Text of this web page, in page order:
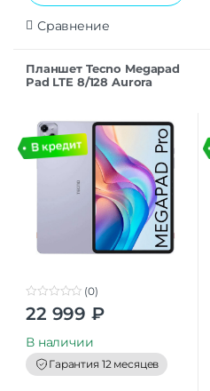
Сравнение
Планшет Tecno Megapad
Pad LTE 8/128 Aurora
0
o
t
o
f
5
(0)
22 999 ₽
В наличии
Гарантия 12 месяцев